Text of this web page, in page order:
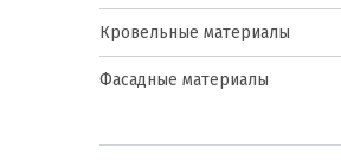
месте потребителя проводится
оптимального решения для
Кровельные материалы
Фасадные материалы